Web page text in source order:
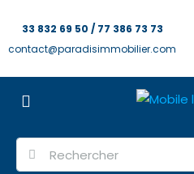
33 832 69 50 / 77 386 73 73
contact@paradisimmobilier.com